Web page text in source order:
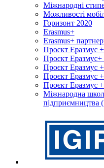
Міжнародні
Можливості
Горизонт 2020
Erasmus+
Erasmus+
Проєкт Еразмус
Проєкт
Проєкт Еразмус
Проєкт Еразмус
Проєкт Еразмус
Міжнародна
підприємництва